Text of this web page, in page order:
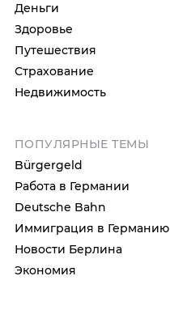
Деньги
Здоровье
Путешествия
Страхование
Недвижимость
ПОПУЛЯРНЫЕ ТЕМЫ
Bürgergeld
Работа в Германии
Deutsche Bahn
Иммиграция в Германию
Новости Берлина
Экономия